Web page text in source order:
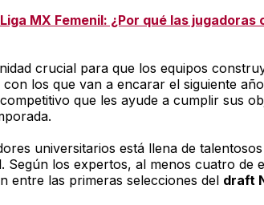
Liga MX Femenil: ¿Por qué las jugadoras
crucial para que los equipos
con los que van a encarar el siguiente
que les ayude a cumplir sus
universitarios está llena de
Según los expertos, al menos cuatro de
entre las primeras selecciones del draft